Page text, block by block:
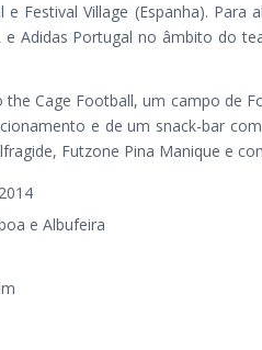
Festival Village (Espanha).
Adidas Portugal no âmbito do
the Cage Football, um campo de
e de um snack-bar
Futzone Pina Manique e
e Albufeira